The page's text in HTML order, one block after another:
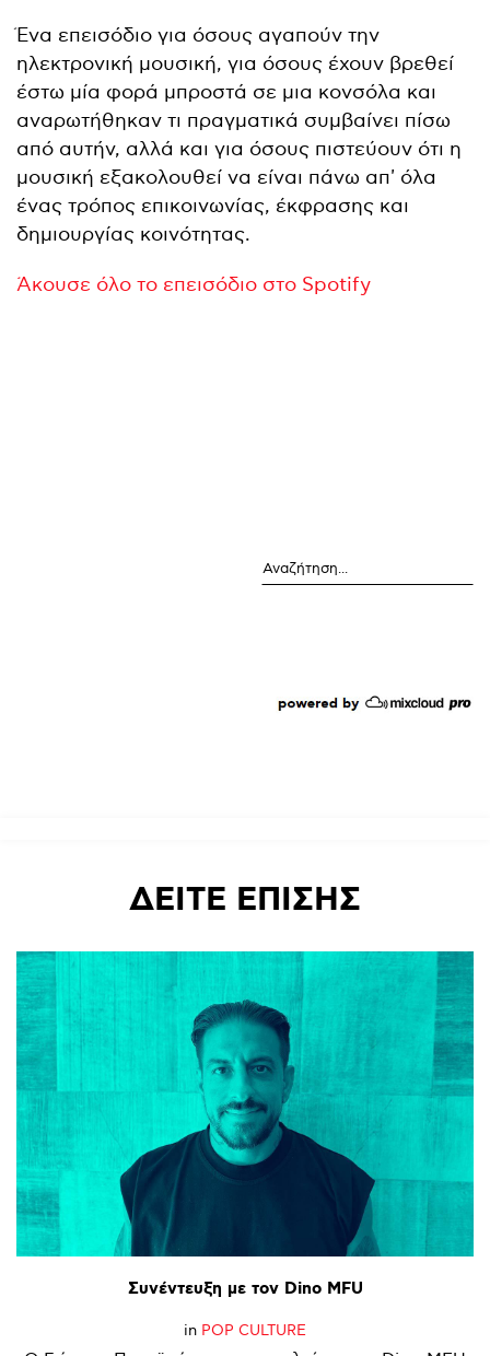
Ένα επεισόδιο για όσους αγαπούν την
ηλεκτρονική μουσική, για όσους έχουν βρεθεί
έστω μία φορά μπροστά σε μια κονσόλα και
αναρωτήθηκαν τι πραγματικά συμβαίνει πίσω
από αυτήν, αλλά και για όσους πιστεύουν ότι η
μουσική εξακολουθεί να είναι πάνω απ' όλα
ένας τρόπος επικοινωνίας, έκφρασης και
δημιουργίας κοινότητας.
Άκουσε όλο το επεισόδιο στο Spotify
ΔΕΙΤΕ ΕΠΙΣΗΣ
Συνέντευξη με τον Dino MFU
in POP CULTURE